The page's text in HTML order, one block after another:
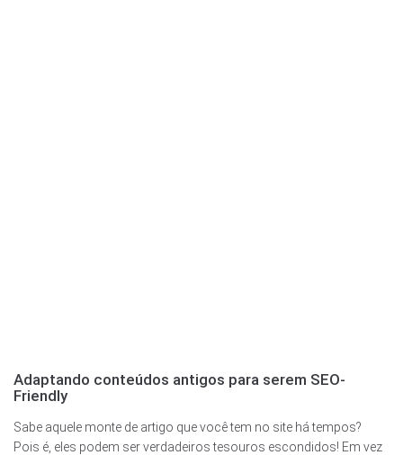
Adaptando conteúdos antigos para serem SEO-
Friendly
Sabe aquele monte de artigo que você tem no site há tempos?
Pois é, eles podem ser verdadeiros tesouros escondidos! Em vez